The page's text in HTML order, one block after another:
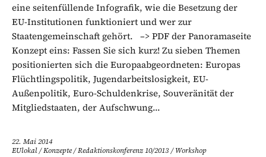
eine seitenfüllende Infografik, wie die Besetzung der
EU-Institutionen funktioniert und wer zur
Staatengemeinschaft gehört. –> PDF der Panoramaseite
Konzept eins: Fassen Sie sich kurz! Zu sieben Themen
positionierten sich die Europaabgeordneten: Europas
Flüchtlingspolitik, Jugendarbeitslosigkeit, EU-
Außenpolitik, Euro-Schuldenkrise, Souveränität der
Mitgliedstaaten, der Aufschwung...
22. Mai 2014
EUlokal/Konzepte/Redaktionskonferenz 10/2013 /Workshop